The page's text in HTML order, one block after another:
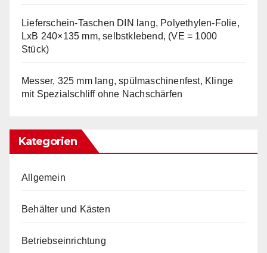
Lieferschein-Taschen DIN lang, Polyethylen-Folie,
LxB 240×135 mm, selbstklebend, (VE = 1000
Stück)
Messer, 325 mm lang, spülmaschinenfest, Klinge
mit Spezialschliff ohne Nachschärfen
Kategorien
Allgemein
Behälter und Kästen
Betriebseinrichtung